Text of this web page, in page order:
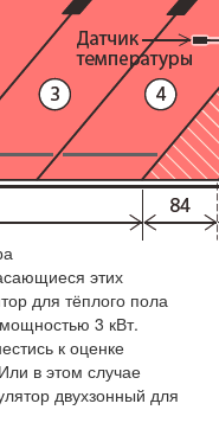
этих
для тёплого пола
3 кВт.
к оценке
в этом случае
двухзонный для